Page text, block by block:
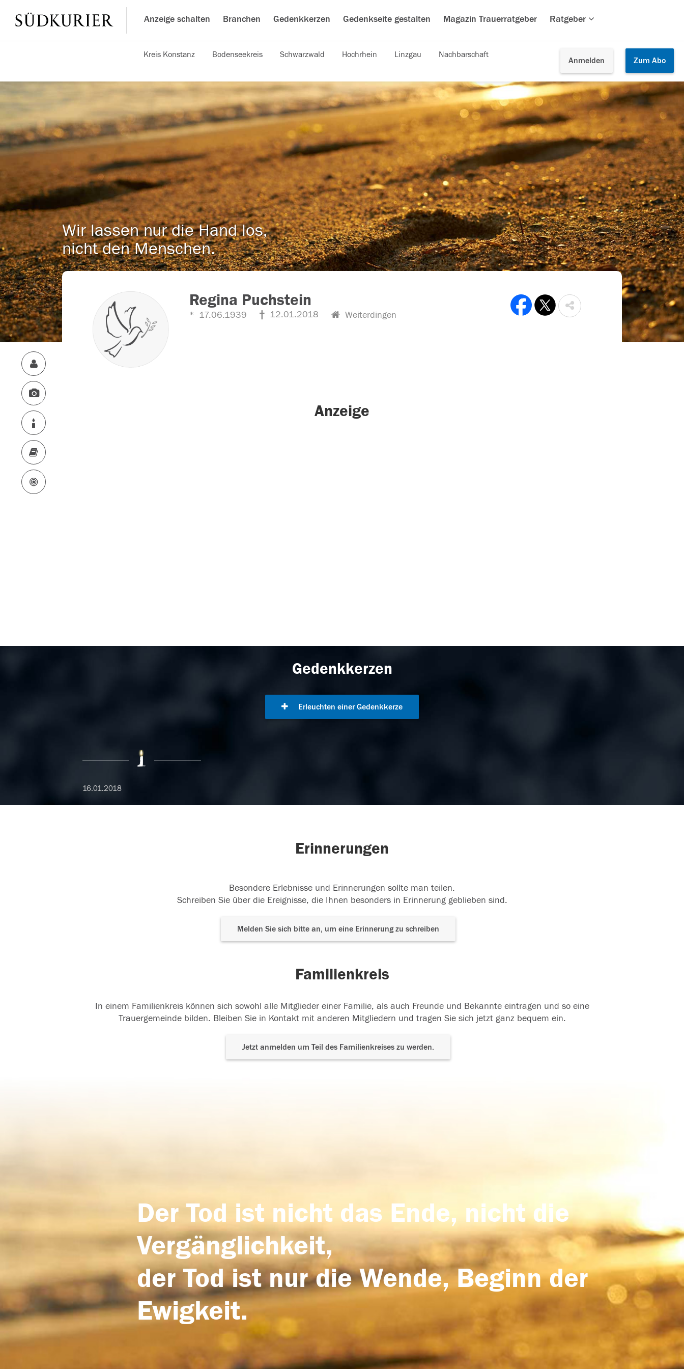
Anzeige schalten Branchen Gedenkkerzen Gedenkseite gestalten Magazin Trauerratgeber Ratgeber
Anmelden Zum Abo
Kreis Konstanz Bodenseekreis Schwarzwald Hochrhein Linzgau Nachbarschaft
Wir lassen nur die Hand los,
nicht den Menschen.
Regina Puchstein
17.06.1939 12.01.2018 Weiterdingen
Anzeige
Gedenkkerzen
Erleuchten einer Gedenkkerze
16.01.2018
Erinnerungen
Besondere Erlebnisse und Erinnerungen sollte man teilen.
Schreiben Sie über die Ereignisse, die Ihnen besonders in Erinnerung geblieben sind.
Melden Sie sich bitte an, um eine Erinnerung zu schreiben
Familienkreis
In einem Familienkreis können sich sowohl alle Mitglieder einer Familie, als auch Freunde und Bekannte eintragen und so eine
Trauergemeinde bilden. Bleiben Sie in Kontakt mit anderen Mitgliedern und tragen Sie sich jetzt ganz bequem ein.
Jetzt anmelden um Teil des Familienkreises zu werden.
Der Tod ist nicht das Ende, nicht die
Vergänglichkeit,
der Tod ist nur die Wende, Beginn der
Ewigkeit.